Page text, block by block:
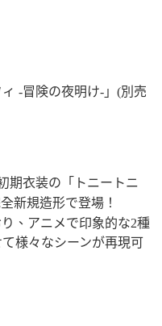
ィ -冒険の夜明け-」(別売
期衣装の「トニートニ
新規造形で登場！
、アニメで印象的な2種
様々なシーンが再現可